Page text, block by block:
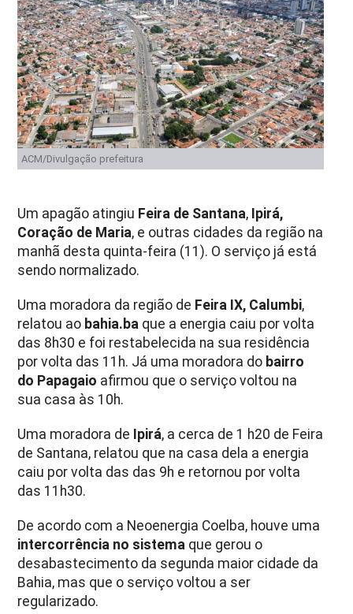
ACM/Divulgação prefeitura
Um apagão atingiu Feira de Santana, Ipirá,
Coração de Maria, e outras cidades da região na
manhã desta quinta-feira (11). O serviço já está
sendo normalizado.
Uma moradora da região de Feira IX, Calumbi,
relatou ao bahia.ba que a energia caiu por volta
das 8h30 e foi restabelecida na sua residência
por volta das 11h. Já uma moradora do bairro
do Papagaio afirmou que o serviço voltou na
sua casa às 10h.
Uma moradora de Ipirá, a cerca de 1 h20 de Feira
de Santana, relatou que na casa dela a energia
caiu por volta das das 9h e retornou por volta
das 11h30.
De acordo com a Neoenergia Coelba, houve uma
intercorrência no sistema que gerou o
desabastecimento da segunda maior cidade da
Bahia, mas que o serviço voltou a ser
regularizado.